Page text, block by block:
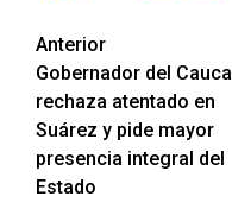
Seguir
leyendo
Anterior
Gobernador del Cauca
rechaza atentado en
Suárez y pide mayor
presencia integral del
Estado